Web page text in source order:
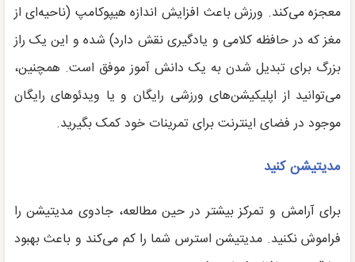
معجزه می‌کند. ورزش باعث افزایش اندازه هیپوکامپ (ناحیه‌ای از
مغز که در حافظه کلامی و یادگیری نقش دارد) شده و این یک راز
بزرگ برای تبدیل شدن به یک دانش آموز موفق است. همچنین،
می‌توانید از اپلیکیشن‌های ورزشی رایگان و یا ویدئوهای رایگان
موجود در فضای اینترنت برای تمرینات خود کمک بگیرید.
مدیتیشن کنید
برای آرامش و تمرکز بیشتر در حین مطالعه، جادوی مدیتیشن را
فراموش نکنید. مدیتیشن استرس شما را کم می‌کند و باعث بهبود